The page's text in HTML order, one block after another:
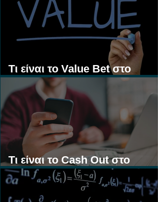
Τι είναι το Value Bet στο
Στοίχημα;
Τι είναι το Cash Out στο
Στοίχημα;